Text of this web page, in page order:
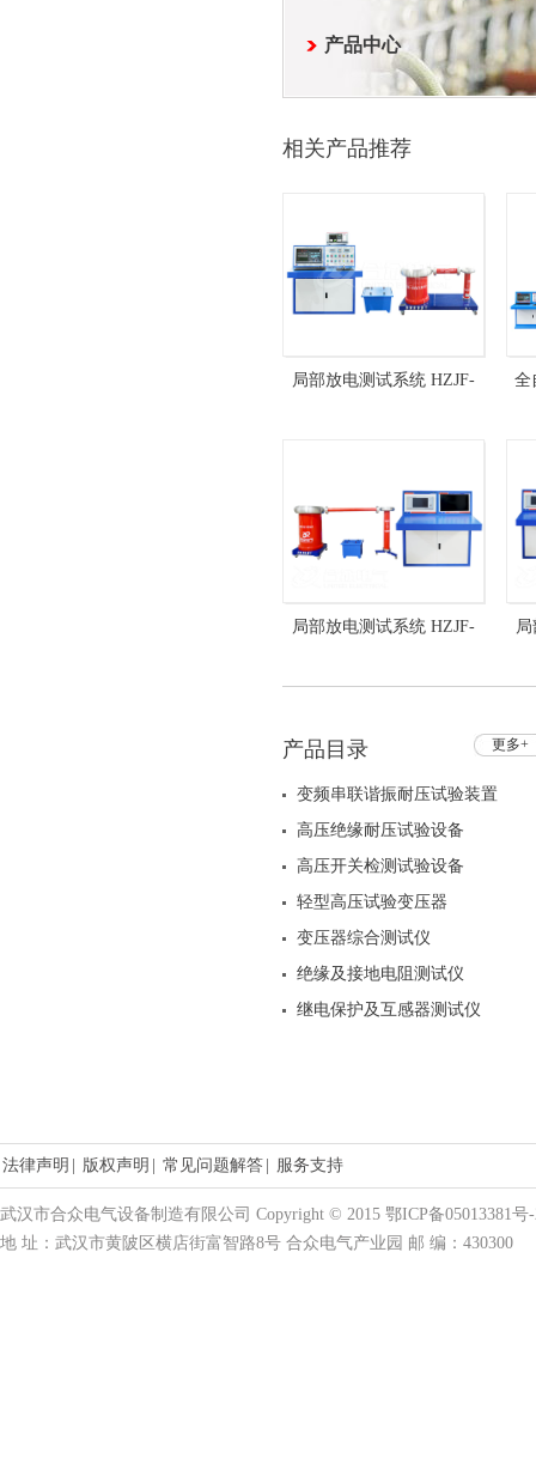
产品中心
相关产品推荐
局部放电测试系统 HZJF- 全
局部放电测试系统 HZJF-
更多+
产品目录
变频串联谐振耐压试验装置
高压绝缘耐压试验设备
高压开关检测试验设备
轻型高压试验变压器
变压器综合测试仪
绝缘及接地电阻测试仪
继电保护及互感器测试仪
法律声明 版权声明 常见问题解答 服务支持
武汉市合众电气设备制造有限公司 Copyright © 2015 鄂ICP备05013381号
地 址：武汉市黄陂区横店街富智路8号 合众电气产业园 邮 编：430300